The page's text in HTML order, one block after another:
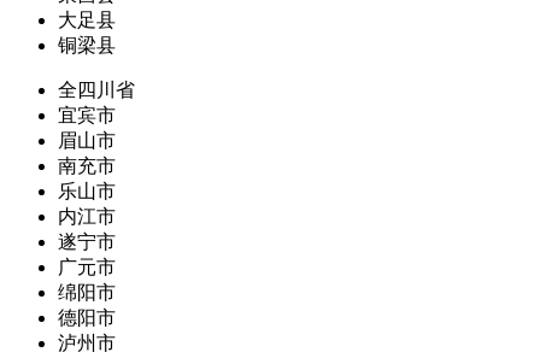
大足县
铜梁县
全四川省
宜宾市
眉山市
南充市
乐山市
内江市
遂宁市
广元市
绵阳市
德阳市
泸州市